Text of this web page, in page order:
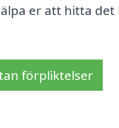
er att hitta
förpliktelser